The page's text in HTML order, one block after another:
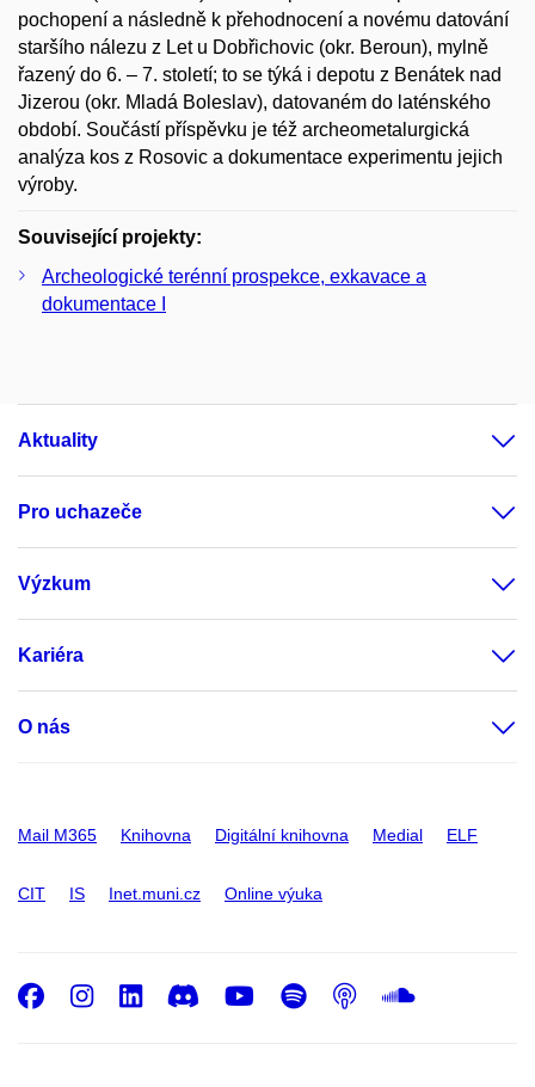
pochopení a následně k přehodnocení a novému datování
staršího nálezu z Let u Dobřichovic (okr. Beroun), mylně
řazený do 6. – 7. století; to se týká i depotu z Benátek nad
Jizerou (okr. Mladá Boleslav), datovaném do laténského
období. Součástí příspěvku je též archeometalurgická
analýza kos z Rosovic a dokumentace experimentu jejich
výroby.
Související projekty:
Archeologické terénní prospekce, exkavace a
dokumentace I
Aktuality
Pro uchazeče
Výzkum
Kariéra
O nás
Mail M365 Knihovna Digitální knihovna Medial ELF
CIT IS Inet.muni.cz Online výuka
Facebook
Instagram
LinkedIn
DiscordYoutube
Spotify
Podcast